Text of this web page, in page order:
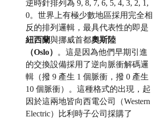
逆時針排列為 9, 8, 7, 6, 5, 4, 3, 2, 1,
0。世界上有極少數地區採用完全相
反的排列邏輯，最具代表性的即是
紐西蘭與挪威首都奧斯陸
（Oslo）
。這是因為他們早期引進
的交換設備採用了逆向脈衝解碼邏
輯（撥 9 產生 1 個脈衝，撥 0 產生
10 個脈衝）。這種格式的出現，起
因於這兩地皆向西電公司（Western
Electric）比利時子公司採購了